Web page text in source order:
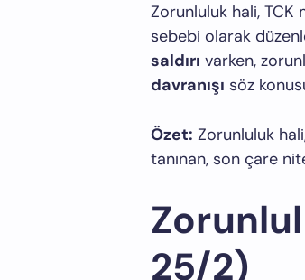
Zorunluluk hali, TCK
sebebi olarak
saldırı varken,
davranışı söz
Özet: Zorunluluk
tanınan, son çare
25/2)